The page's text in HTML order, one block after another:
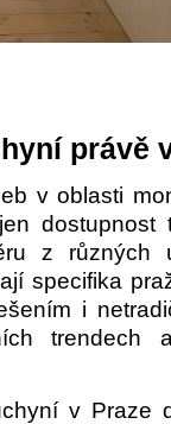
právě
v oblasti
dostupnost
z různých
specifika
i
trendech
v Praze